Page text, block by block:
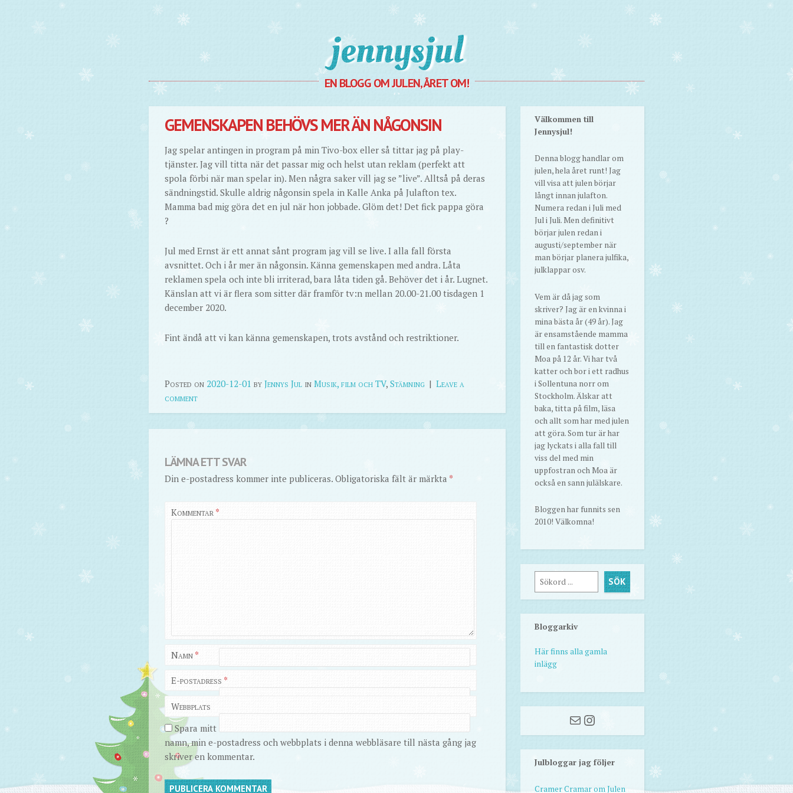
Jennysjul
EN BLOGG OM JULEN, ÅRET OM!
GEMENSKAPEN BEHÖVS MER ÄN NÅGONSIN
Jag spelar antingen in program på min Tivo-box eller så tittar jag på play-
tjänster. Jag vill titta när det passar mig och helst utan reklam (perfekt att
spola förbi när man spelar in). Men några saker vill jag se ”live”. Alltså på deras
sändningstid. Skulle aldrig någonsin spela in Kalle Anka på Julafton tex.
Mamma bad mig göra det en jul när hon jobbade. Glöm det! Det fick pappa göra
?
Jul med Ernst är ett annat sånt program jag vill se live. I alla fall första
avsnittet. Och i år mer än någonsin. Känna gemenskapen med andra. Låta
reklamen spela och inte bli irriterad, bara låta tiden gå. Behöver det i år. Lugnet.
Känslan att vi är flera som sitter där framför tv:n mellan 20.00-21.00 tisdagen 1
december 2020.
Fint ändå att vi kan känna gemenskapen, trots avstånd och restriktioner.
Posted on 2020-12-01 by Jennys Jul in Musik, film och TV, Stämning | Leave a
comment
LÄMNA ETT SVAR
Din e-postadress kommer inte publiceras. Obligatoriska fält är märkta *
Kommentar *
Namn *
E-postadress *
Webbplats
Spara mitt
namn, min e-postadress och webbplats i denna webbläsare till nästa gång jag
skriver en kommentar.
Välkommen till
Jennysjul!
Denna blogg handlar om
julen, hela året runt! Jag
vill visa att julen börjar
långt innan julafton.
Numera redan i Juli med
Jul i Juli. Men definitivt
börjar julen redan i
augusti/september när
man börjar planera julfika,
julklappar osv.
Vem är då jag som
skriver? Jag är en kvinna i
mina bästa år (49 år). Jag
är ensamstående mamma
till en fantastisk dotter
Moa på 12 år. Vi har två
katter och bor i ett radhus
i Sollentuna norr om
Stockholm. Älskar att
baka, titta på film, läsa
och allt som har med julen
att göra. Som tur är har
jag lyckats i alla fall till
viss del med min
uppfostran och Moa är
också en sann julälskare.
Bloggen har funnits sen
2010! Välkomna!
Sök SÖK
Bloggarkiv
Här finns alla gamla
inlägg
MailInstagram
Julbloggar jag följer
Cramer Cramar om Julen